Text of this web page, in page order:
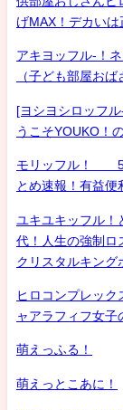
げMAX！デカい
アキヨッフル-！
（子ども部屋お
[ヨシヨシロッフ
うこそYOUKO！
モリッフル！ 50
とめ速報！有益
ユキユキッフル
代！人生の強制ロ
クリスタルキング
ヒロコンプレッ
ャアラフィフ女子
萌えっふる！
萌えっとこあに！